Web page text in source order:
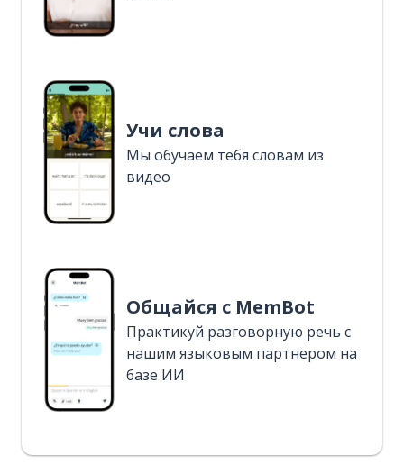
Учи слова
Мы обучаем тебя словам из
видео
Общайся с MemBot
Практикуй разговорную речь с
нашим языковым партнером на
базе ИИ